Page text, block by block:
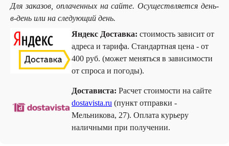
Для заказов, оплаченных на сайте. Осуществляется день-
в-день или на следующий день.
Яндекс Доставка: стоимость зависит от
адреса и тарифа. Стандартная цена - от
400 руб. (может меняться в зависимости
от спроса и погоды).
Достависта: Расчет стоимости на сайте
dostavista.ru (пункт отправки -
Мельникова, 27). Оплата курьеру
наличными при получении.